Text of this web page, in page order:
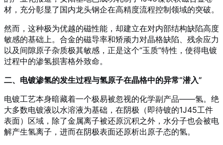
材，充分彰显了国内龙头钢企在高精度流程控制领域的突破。
然而，这种极为优越的磁性能，却建立在对内部结构缺陷高度
敏感的基础上。合金的磁导率和矫顽力对晶格缺陷、残余应力
以及间隙原子杂质极其敏感，正是这个“玉质”特性，使得电镀
过程中的渗氢损害格外致命。
二、电镀渗氢的发生过程与氢原子在晶格中的异常“潜入”
电镀工艺本身暗藏着一个极易被忽视的化学副产品——氢。绝
大多数电镀液以水溶液为基础，在阴极（即待镀的1J45工件
表面）区域，除了金属离子被还原沉积之外，水分子也会被电
解产生氢离子，进而在阴极表面还原析出原子态的氢。